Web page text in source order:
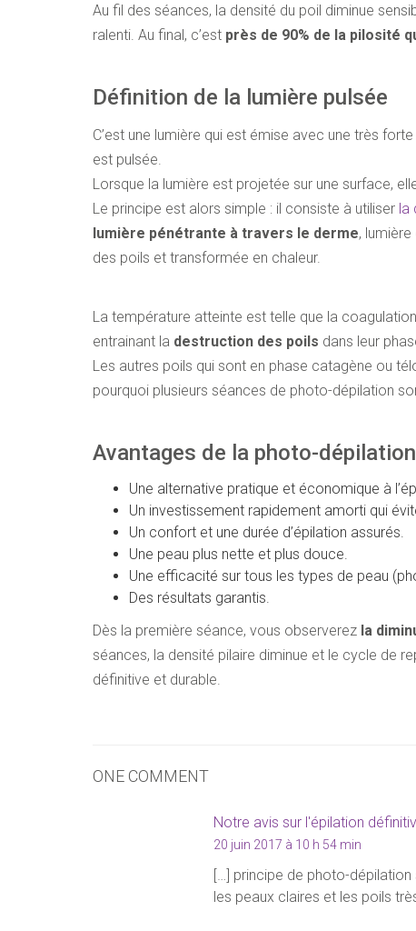
Au fil des séances, la densité du poil diminue
ralenti. Au final, c’est près de 90% de la pilosité
Définition de la lumière pulsée
C’est une lumière qui est émise avec une très
est pulsée.
Lorsque la lumière est projetée sur une surface,
Le principe est alors simple : il consiste à utiliser la
lumière pénétrante à travers le derme,
des poils et transformée en chaleur.
La température atteinte est telle que la
entrainant la destruction des poils dans leur
Les autres poils qui sont en phase catagène ou
pourquoi plusieurs séances de photo-dépilation
Avantages de la photo-dépilation
Une alternative pratique et économique à
Un investissement rapidement amorti qui
Un confort et une durée d’épilation assurés.
Une peau plus nette et plus douce.
Une efficacité sur tous les types de peau
Des résultats garantis.
Dès la première séance, vous observerez la
séances, la densité pilaire diminue et le cycle de
définitive et durable.
ONE COMMENT
Notre avis sur l'épilation
20 juin 2017 à 10 h 54 min
[…] principe de photo-
les peaux claires et les poils
Get updates
Please send me
VERIFICATION
Please enter any
Example: 12